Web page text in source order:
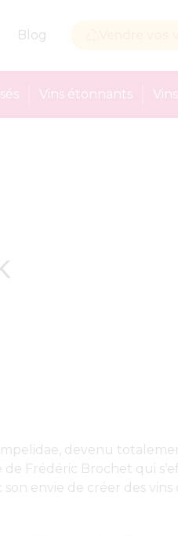
Blog
Vins étonnants
devenu
Frédéric Brochet qui
envie de créer des vins